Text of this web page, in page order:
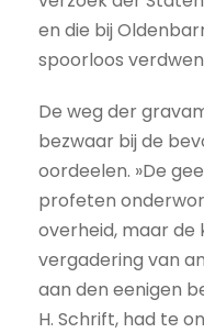
en die bij
spoorloos
De weg der
bezwaar bij de
oordeelen. »De
profeten
overheid, maar de
vergadering van
aan den eenigen
H. Schrift, had te